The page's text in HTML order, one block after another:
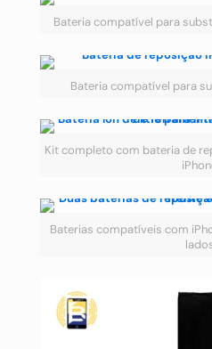
Bateria compatível para
Bateria compatível para
Kit completo com bateria de
Baterias compatíveis com